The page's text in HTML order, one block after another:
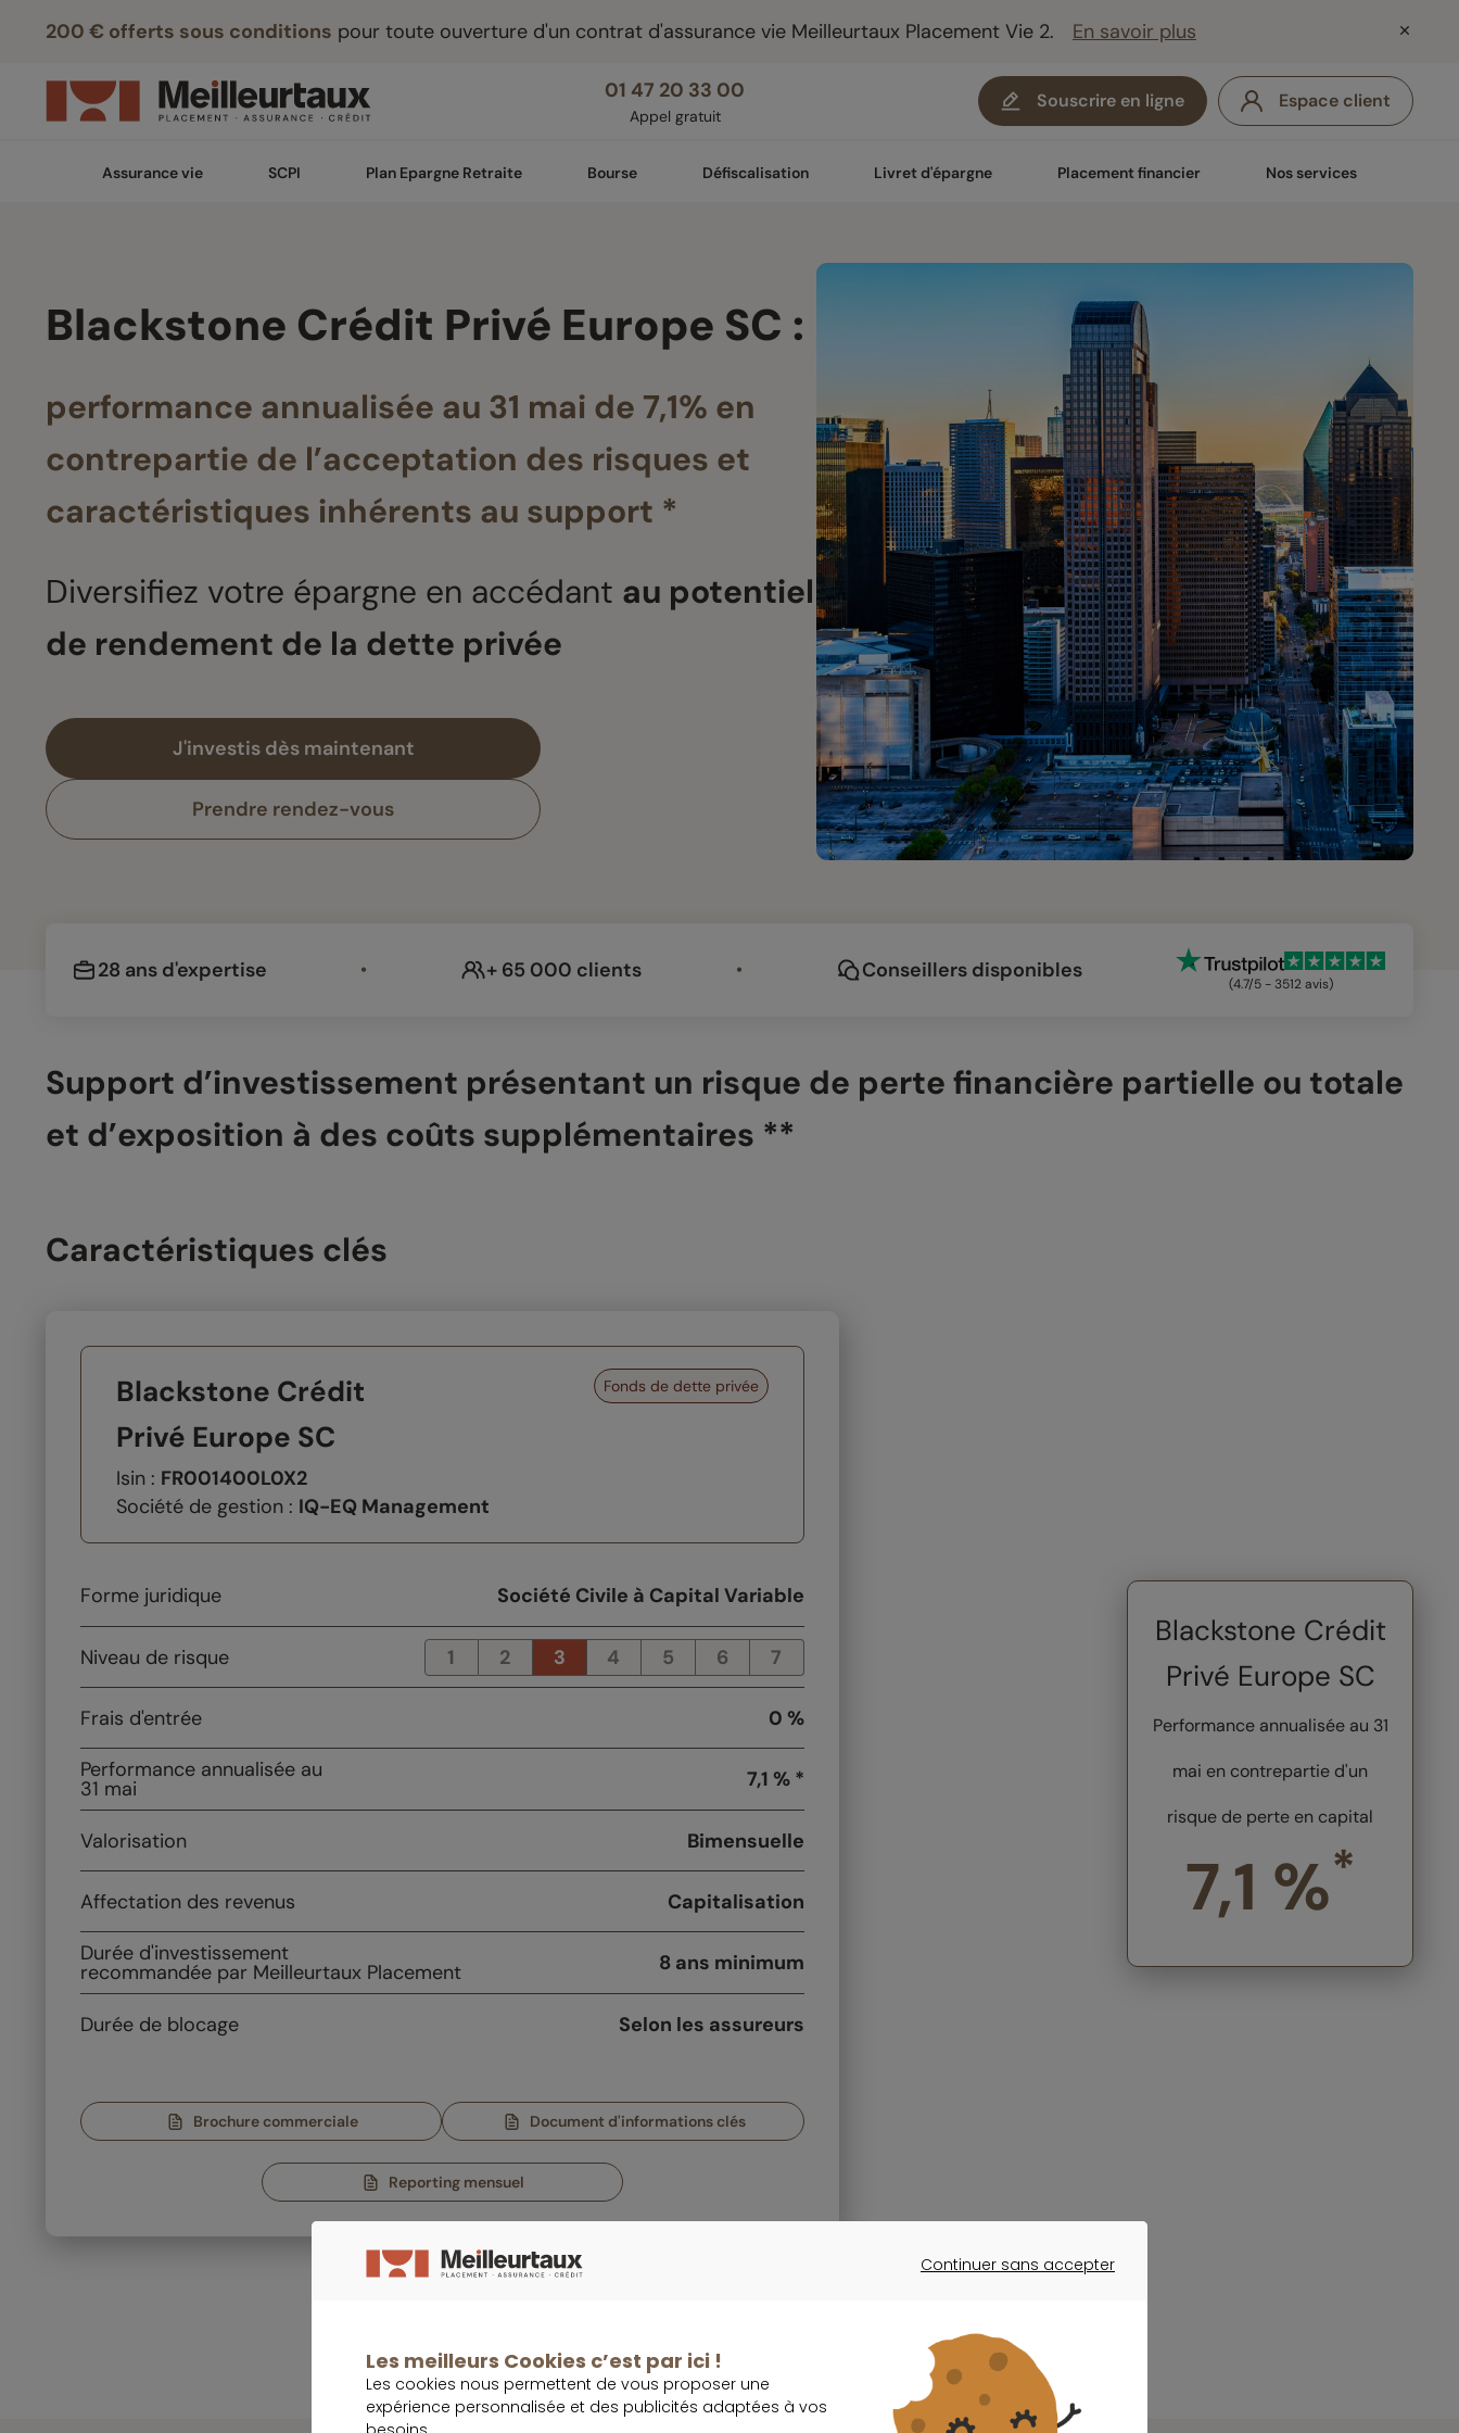
200 € offerts sous conditions pour toute ouverture d'un contrat d'assurance vie Meilleurtaux Placement Vie 2. En savoir plus
01 47 20 33 00
Appel gratuit
Souscrire en ligne Espace client
Assurance vie SCPI Plan Epargne Retraite Bourse Défiscalisation Livret d'épargne Placement financier Nos services
Blackstone Crédit Privé Europe SC :
performance annualisée au 31 mai de 7,1% en
contrepartie de l’acceptation des risques et
caractéristiques inhérents au support *
Diversifiez votre épargne en accédant au potentiel
de rendement de la dette privée
J'investis dès maintenant
Prendre rendez-vous
28 ans d'expertise • + 65 000 clients • Conseillers disponibles
(4.7/5 - 3512 avis)
Support d’investissement présentant un risque de perte financière partielle ou totale
et d’exposition à des coûts supplémentaires **
Caractéristiques clés
Blackstone Crédit
Privé Europe SC
Isin : FR001400L0X2
Société de gestion : IQ-EQ Management
Fonds de dette privée
Forme juridique Société Civile à Capital Variable
Niveau de risque 1 2 3 4 5 6 7
Frais d'entrée
0 %
Performance annualisée au
31 mai 7,1 % *
Valorisation Bimensuelle
Affectation des revenus
Capitalisation
Durée d'investissement
recommandée par Meilleurtaux Placement 8 ans minimum
Durée de blocage Selon les assureurs
Brochure commerciale Document d'informations clés
Reporting mensuel
Blackstone Crédit
Privé Europe SC
Performance annualisée au 31
mai en contrepartie d'un
risque de perte en capital
7,1 %*
Continuer sans accepter
Les meilleurs Cookies c’est par ici !
Les cookies nous permettent de vous proposer une
expérience personnalisée et des publicités adaptées à vos